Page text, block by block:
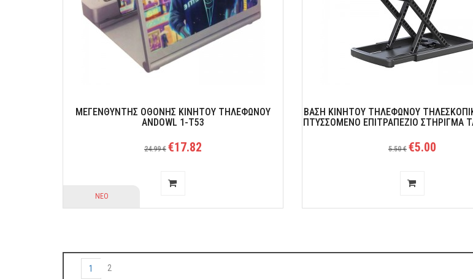
ΜΕΓΕΝΘΥΝΤΗΣ ΟΘΟΝΗΣ ΚΙΝΗΤΟΥ ΤΗΛΕΦΩΝΟΥ
ANDOWL 1-T53
24.99 € €17.82
ΝΕΟ
ΒΑΣΗ ΚΙΝΗΤΟΎ ΤΗΛΕΦΏΝΟΥ
ΠΤΥΣΣΌΜΕΝΟ ΕΠΙΤΡΑΠΈΖΙΟ ΣΤΉΡΙΓΜΑ
5.50 € €5.00
1 2